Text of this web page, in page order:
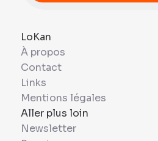
LoKan
À propos
Contact
Links
Mentions légales
Aller plus loin
Newsletter